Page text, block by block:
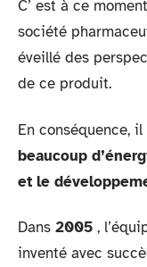
C’ est à ce
société
éveillé des
de ce produit.
En conséquence, il
beaucoup
et le
Dans 2005 ,
inventé avec